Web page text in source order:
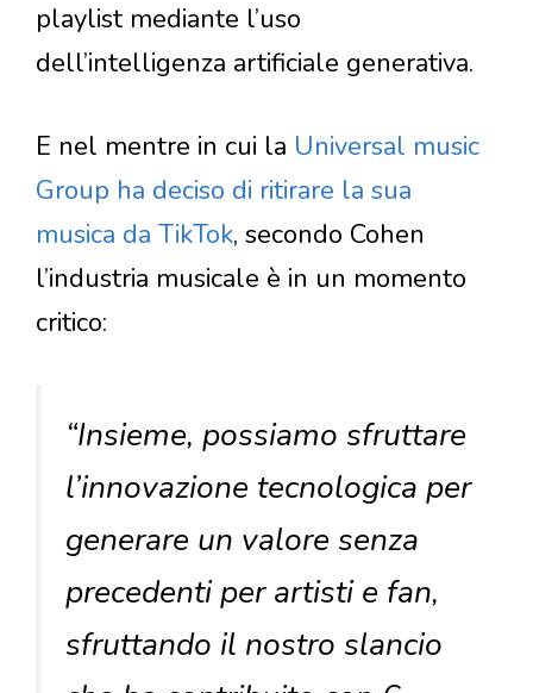
playlist mediante l’uso
dell’intelligenza artificiale generativa.
E nel mentre in cui la Universal music
Group ha deciso di ritirare la sua
musica da TikTok, secondo Cohen
l’industria musicale è in un momento
critico:
“Insieme, possiamo sfruttare
l’innovazione tecnologica per
generare un valore senza
precedenti per artisti e fan,
sfruttando il nostro slancio